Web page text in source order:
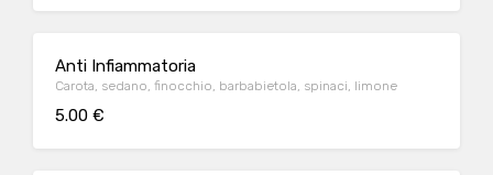
Anti Infiammatoria
Carota, sedano, finocchio, barbabietola, spinaci, limone
5.00 €